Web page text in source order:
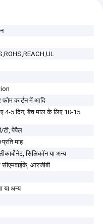
कार्टन में आदि
4-5 दिन; बैच माल के लिए 10-15
टी, पेपैल
माह
सिलिकॉन या अन्य
आरजीबी
या अन्य